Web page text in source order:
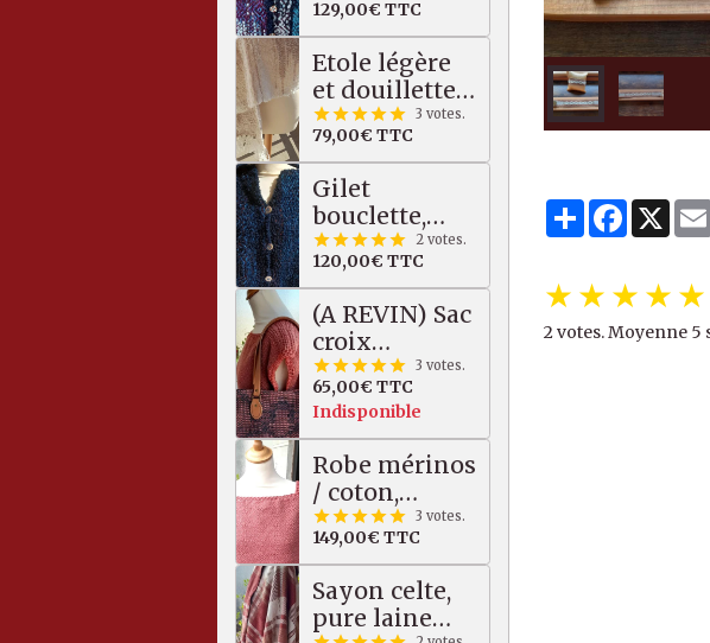
PartagerFacebook
X
★★★★★
2votes. Moyenne 5
chaud, bleu -
vert - violet
129,00€ TTC
Etole légère
et douillette,
écru/beige3 votes.
79,00€ TTC
Gilet
bouclette,
moelleux et
chaud, bleu
2 votes.
120,00€ TTC
(A REVIN) Sac
croix
gothique
saumon / gris
3 votes.
65,00€ TTC
Indisponible
Robe mérinos
/ coton,
saumon 3 votes.
149,00€ TTC
Sayon celte,
pure laine